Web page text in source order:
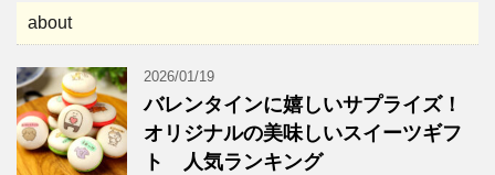
about
2026/01/19
バレンタインに嬉しいサプライズ！
オリジナルの美味しいスイーツギフ
ト 人気ランキング